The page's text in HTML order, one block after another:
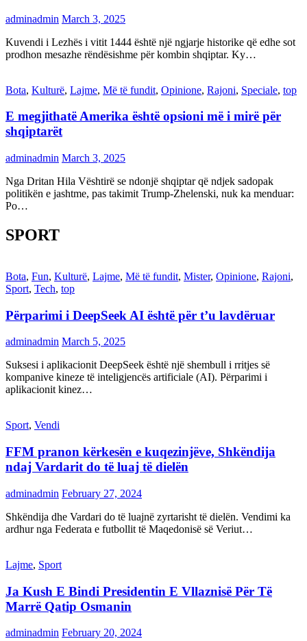
adminadmin March 3, 2025
Kuvendi i Lezhës i vitit 1444 është një ngjarje historike që edhe sot
prodhon mesazhe rëndësishme për kombin shqiptar. Ky…
Bota, Kulturë, Lajme, Më të fundit, Opinione, Rajoni, Speciale, top
E megjithatë Amerika është opsioni më i mirë për
shqiptarët
adminadmin March 3, 2025
Nga Dritan Hila Vështirë se ndonjë shqiptar që ndjek sadopak
politikën e jashtme, pas takimit Trump-Zhelenski, nuk ka menduar:
Po…
SPORT
Bota, Fun, Kulturë, Lajme, Më të fundit, Mister, Opinione, Rajoni,
Sport, Tech, top
Përparimi i DeepSeek AI është për t’u lavdëruar
adminadmin March 5, 2025
Suksesi i aplikacionit DeepSeek është një shembull i rritjes së
kompanive kineze të inteligjencës artificiale (AI). Përparimi i
aplikacionit kinez…
Sport, Vendi
FFM pranon kërkesën e kuqezinjëve, Shkëndija
ndaj Vardarit do të luaj të dielën
adminadmin February 27, 2024
Shkëndija dhe Vardari do të luajnë zyrtarisht të dielën. Vendimi ka
ardhur nga Federata e futbollit të Maqedonisë së Veriut…
Lajme, Sport
Ja Kush E Bindi Presidentin E Vllaznisë Për Të
Marrë Qatip Osmanin
adminadmin February 20, 2024